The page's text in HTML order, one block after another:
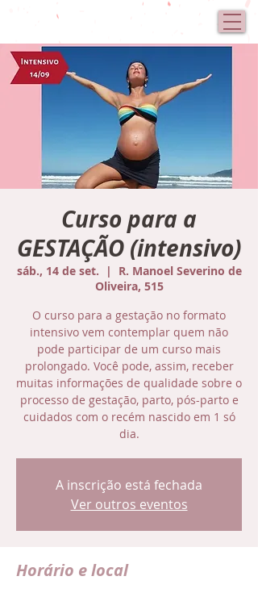
Curso para a
GESTAÇÃO (intensivo)
sáb., 14 de set.
  |
R. Manoel Severino de
Oliveira, 515
O curso para a gestação no formato
intensivo vem contemplar quem não
pode participar de um curso mais
prolongado. Você pode, assim, receber
muitas informações de qualidade sobre o
processo de gestação, parto, pós-parto e
cuidados com o recém nascido em 1 só
dia.
A inscrição está fechada
Ver outros eventos
Horário e local